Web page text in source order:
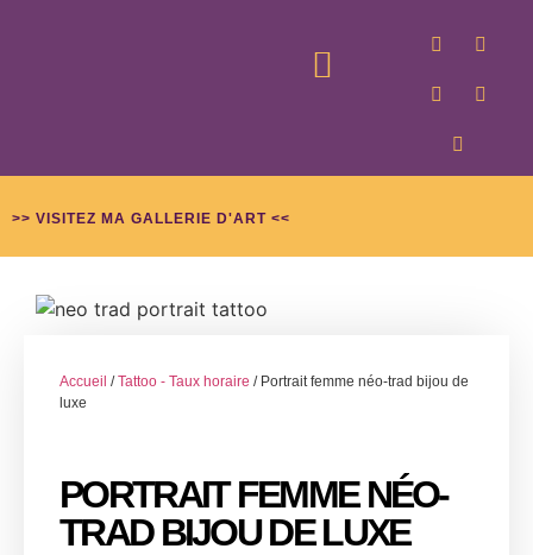
>> VISITEZ MA GALLERIE D'ART <<
Accueil /Tattoo - Taux horaire / Portrait femme néo-trad bijou de
luxe
PORTRAIT FEMME NÉO-
TRAD BIJOU DE LUXE